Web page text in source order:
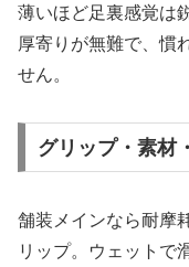
薄いほど足裏感覚は
厚寄りが無難で、慣
せん。
グリップ・素材
舗装メインなら耐摩
リップ。ウェットで